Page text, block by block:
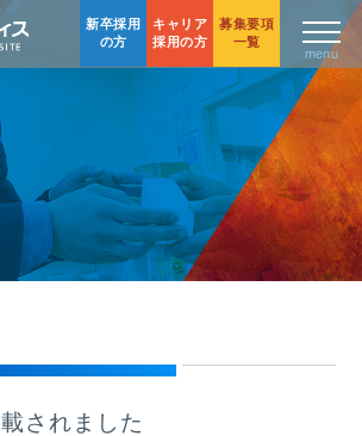
新卒採用
の方
キャリア
採用の方
募集要項
一覧
されました